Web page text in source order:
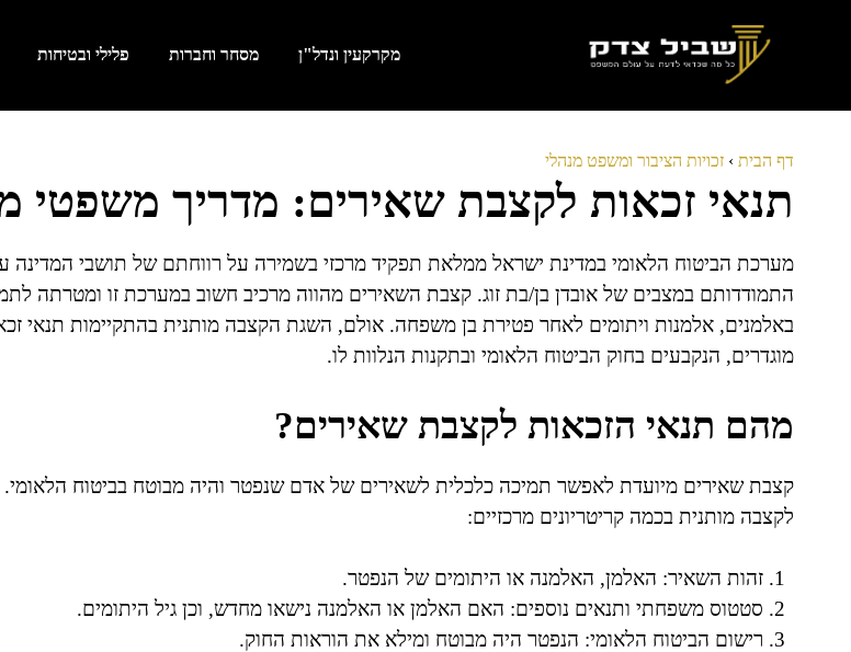
מקרקעין ונדל"ן מסחר וחברות פלילי ובטיחות
דף הבית › זכויות הציבור ומשפט מנהלי
תנאי זכאות לקצבת שאירים: מדריך משפטי
מערכת הביטוח הלאומי במדינת ישראל ממלאת תפקיד מרכזי בשמירה על רווחתם של תושבי המדינה
התמודדותם במצבים של אובדן בן/בת זוג. קצבת השאירים מהווה מרכיב חשוב במערכת זו ומטרתה
באלמנים, אלמנות ויתומים לאחר פטירת בן משפחה. אולם, השגת הקצבה מותנית בהתקיימות תנאי
מוגדרים, הנקבעים בחוק הביטוח הלאומי ובתקנות הנלוות לו.
מהם תנאי הזכאות לקצבת שאירים?
קצבת שאירים מיועדת לאפשר תמיכה כלכלית לשאירים של אדם שנפטר והיה מבוטח בביטוח הלאומי.
לקצבה מותנית בכמה קריטריונים מרכזיים:
זהות השאיר: האלמן, האלמנה או היתומים של הנפטר.
סטטוס משפחתי ותנאים נוספים: האם האלמן או האלמנה נישאו מחדש, וכן גיל היתומים.
רישום הביטוח הלאומי: הנפטר היה מבוטח ומילא את הוראות החוק.